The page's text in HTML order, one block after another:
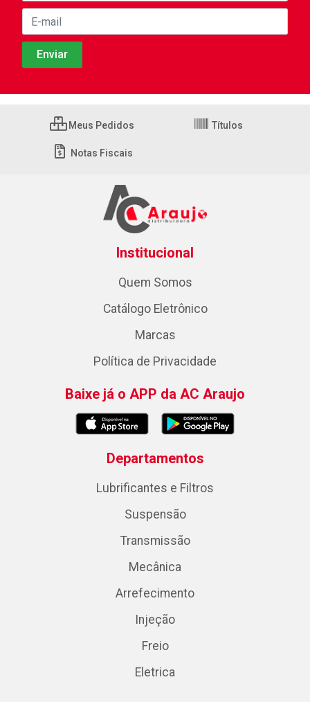
Meus Pedidos Títulos
Notas Fiscais
Institucional
Quem Somos
Catálogo Eletrônico
Marcas
Política de Privacidade
Baixe já o APP da AC Araujo
Departamentos
Lubrificantes e Filtros
Suspensão
Transmissão
Mecânica
Arrefecimento
Injeção
Freio
Eletrica